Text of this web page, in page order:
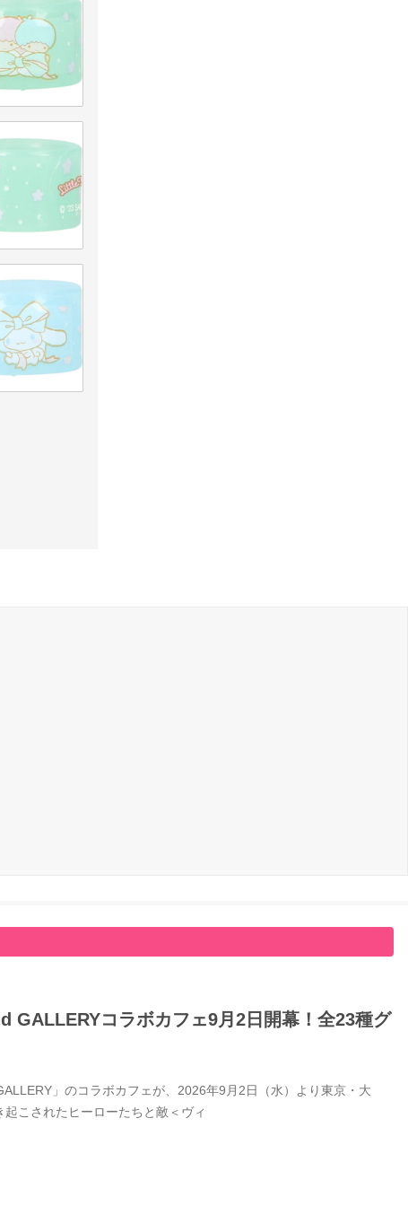
GALLERYコラボカフェ9月2日開幕！全23種グ
」のコラボカフェが、2026年9月2日（水）より東京・大
こされたヒーローたちと敵＜ヴィ